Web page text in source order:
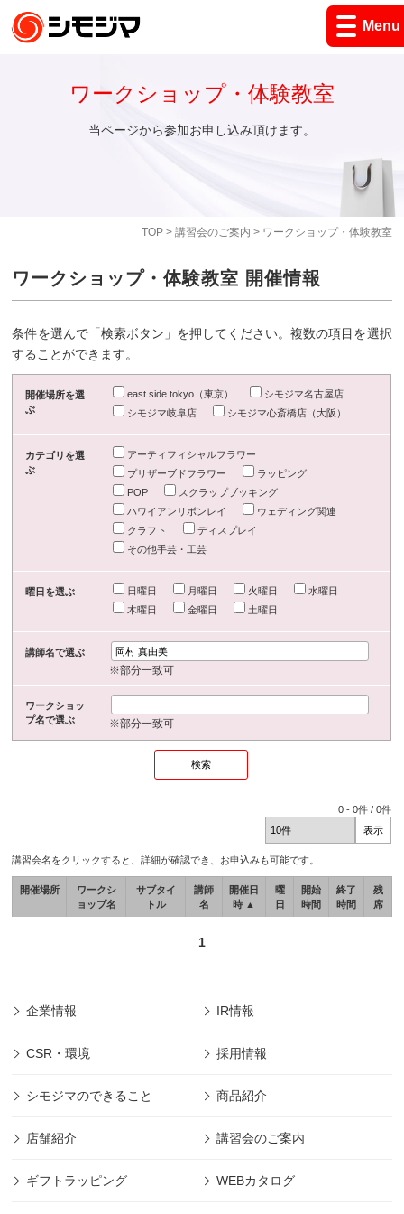
Menu
TOP> 講習会のご案内 > ワークショップ・体験教室
ワークショップ・体験教室
当ページから参加お申し込み頂けます。
ワークショップ・体験教室 開催情報
条件を選んで「検索ボタン」を押してください。複数の項目を選択
することができます。
開催場所を選
ぶ
east side tokyo（東京）
シモジマ名古屋店
シモジマ岐阜店
シモジマ心斎橋店（大阪）
カテゴリを選
ぶ
アーティフィシャルフラワー
プリザーブドフラワー
ラッピング
POP
スクラップブッキング
ハワイアンリボンレイ
ウェディング関連
クラフト
ディスプレイ
その他手芸・工芸
曜日を選ぶ 日曜日 月曜日 火曜日
水曜日
木曜日
金曜日 土曜日
講師名で選ぶ
※部分一致可
ワークショッ
プ名で選ぶ
※部分一致可
0 -0件 /0件
講習会名をクリックすると、詳細が確認でき、お申込みも可能です。
開催場所
ワークシ
ョップ名
サブタイ
トル
講師
名
開催日
時 ▲
曜
日
開始
時間
終了
時間
残
席
1
企業情報 IR情報
CSR・環境 採用情報
シモジマのできること 商品紹介
店舗紹介 講習会のご案内
ギフトラッピング WEBカタログ